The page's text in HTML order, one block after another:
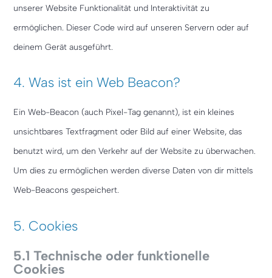
unserer Website Funktionalität und Interaktivität zu
ermöglichen. Dieser Code wird auf unseren Servern oder auf
deinem Gerät ausgeführt.
4. Was ist ein Web Beacon?
Ein Web-Beacon (auch Pixel-Tag genannt), ist ein kleines
unsichtbares Textfragment oder Bild auf einer Website, das
benutzt wird, um den Verkehr auf der Website zu überwachen.
Um dies zu ermöglichen werden diverse Daten von dir mittels
Web-Beacons gespeichert.
5. Cookies
5.1 Technische oder funktionelle
Cookies